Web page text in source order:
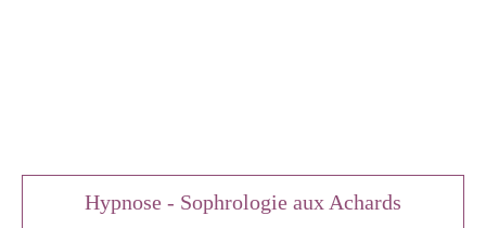
Hypnose - Sophrologie aux Achards